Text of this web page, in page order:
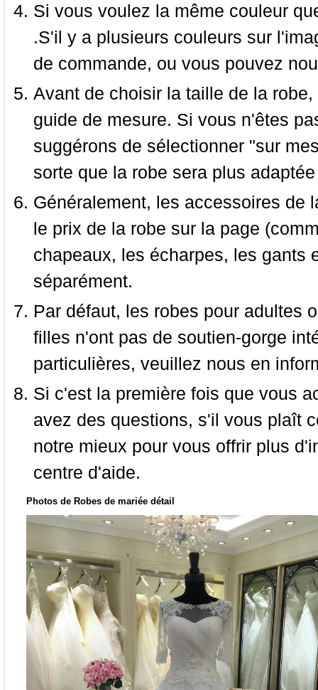
Si vous voulez la même couleur
.S'il y a plusieurs couleurs sur
de commande, ou vous pouvez
Avant de choisir la taille de la
guide de mesure. Si vous n'êtes
suggérons de sélectionner "sur
sorte que la robe sera plus
Généralement, les accessoires de
le prix de la robe sur la page
chapeaux, les écharpes, les gants
séparément.
Par défaut, les robes pour adultes
filles n'ont pas de soutien-gorge
particulières, veuillez nous en
Si c'est la première fois que vous
avez des questions, s'il vous plaît
notre mieux pour vous offrir plus
centre d'aide.
Photos de Robes de mariée détail